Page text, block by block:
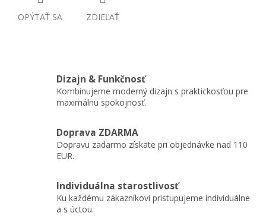
OPÝTAŤ SA ZDIEĽAŤ
Dizajn & Funkčnosť
Kombinujeme moderný dizajn s praktickosťou pre
maximálnu spokojnosť.
Doprava ZDARMA
Dopravu zadarmo získate pri objednávke nad 110
EUR.
Individuálna starostlivosť
Ku každému zákazníkovi pristupujeme individuálne
a s úctou.